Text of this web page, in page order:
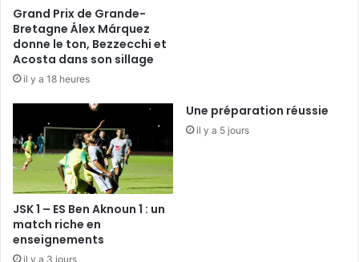
Grand Prix de Grande-
Bretagne Álex Márquez
donne le ton, Bezzecchi et
Acosta dans son sillage
il y a 18 heures
JSK 1 – ES Ben Aknoun 1 : un
match riche en
enseignements
il y a 3 jours
Une préparation réussie
il y a 5 jours